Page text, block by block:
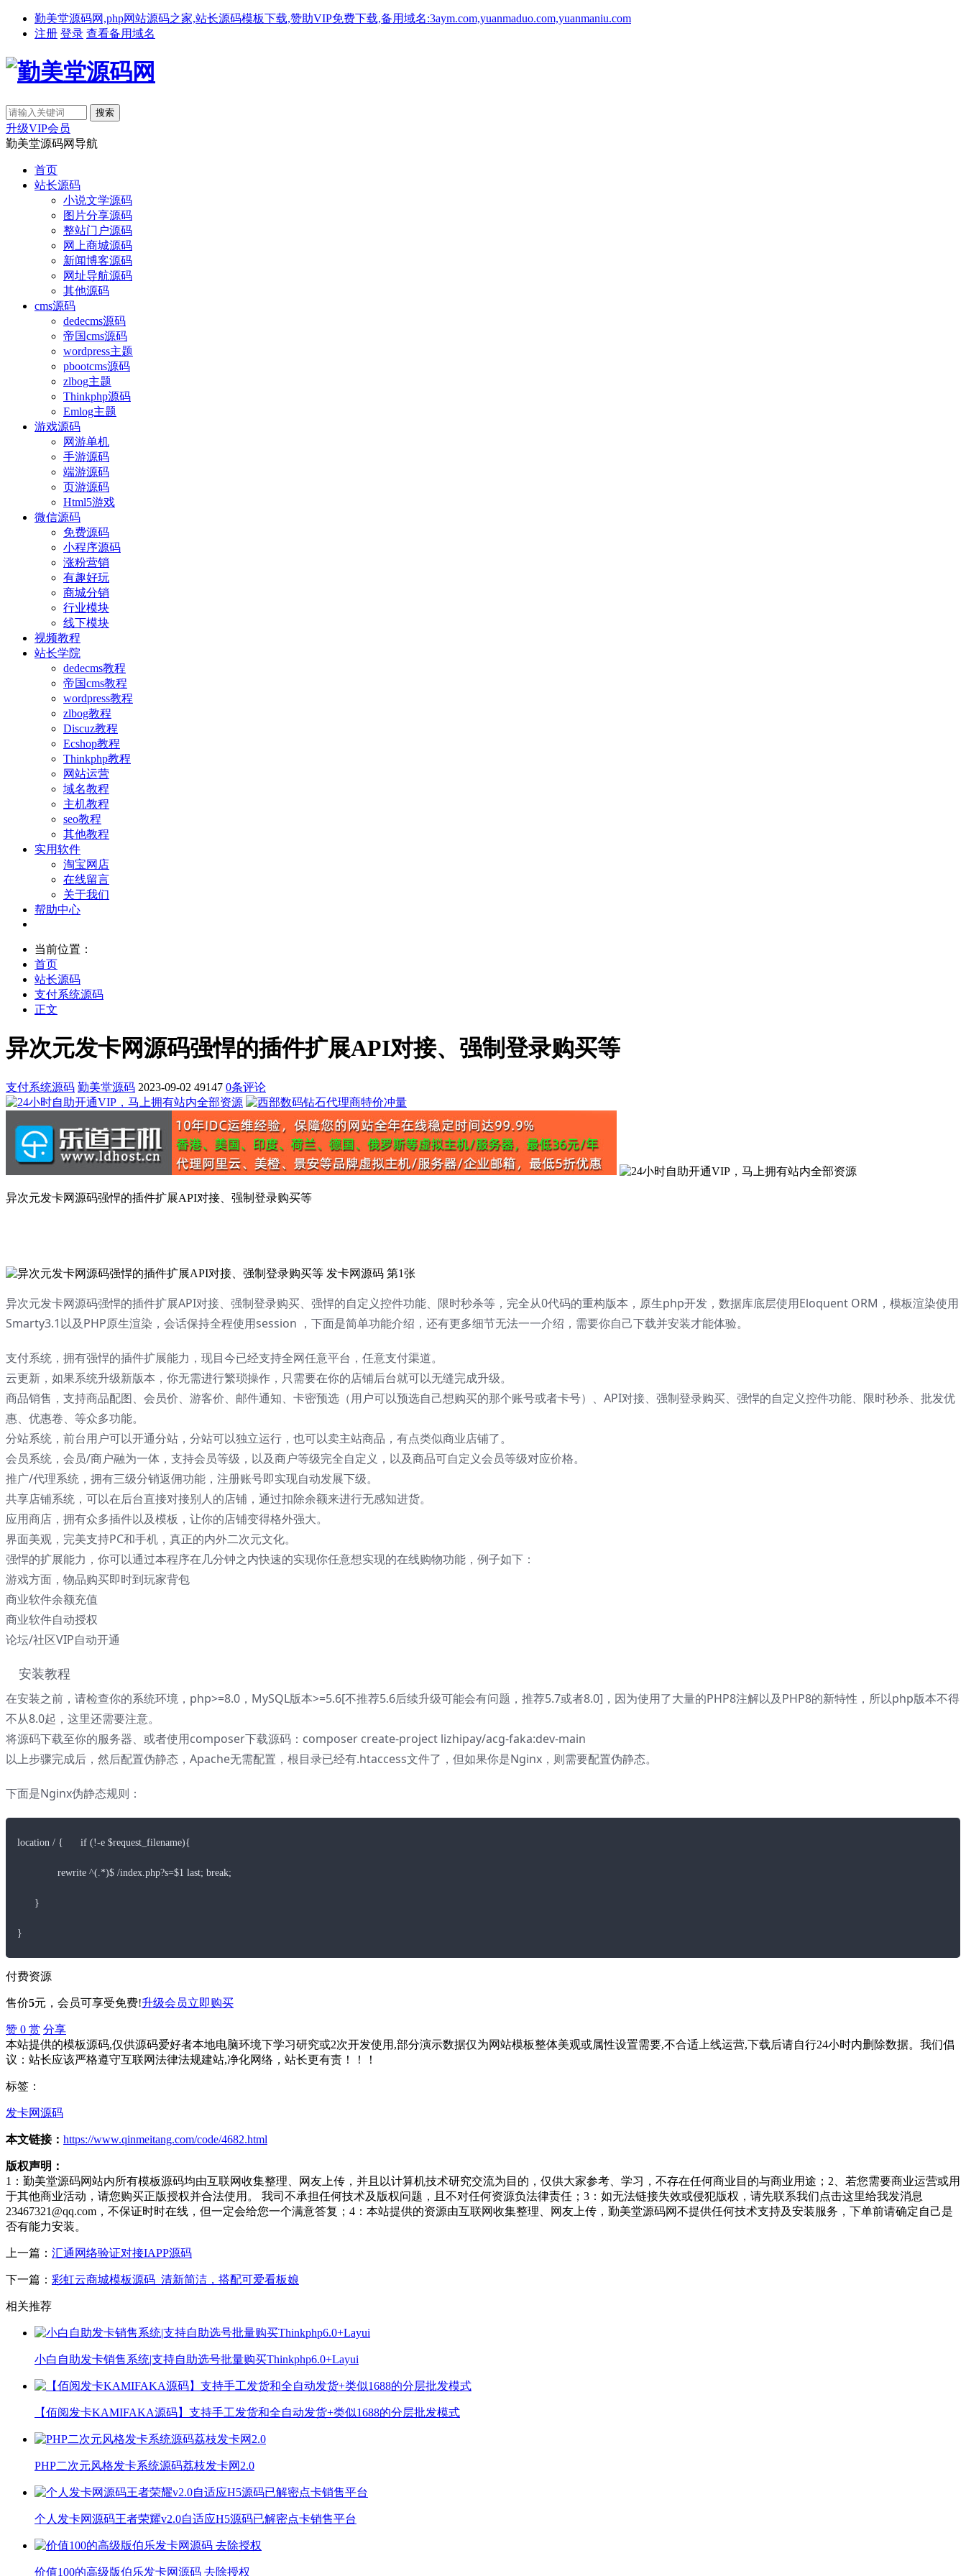
勤美堂源码网,php网站源码之家,站长源码模板下载,赞助VIP免费下载,备用域名:3aym.com,yuanmaduo.com,yuanmaniu.com
注册 登录 查看备用域名
升级VIP会员
勤美堂源码网导航
首页
站长源码
小说文学源码
图片分享源码
整站门户源码
网上商城源码
新闻博客源码
网址导航源码
其他源码
cms源码
dedecms源码
帝国cms源码
wordpress主题
pbootcms源码
zlbog主题
Thinkphp源码
Emlog主题
游戏源码
网游单机
手游源码
端游源码
页游源码
Html5游戏
微信源码
免费源码
小程序源码
涨粉营销
有趣好玩
商城分销
行业模块
线下模块
视频教程
站长学院
dedecms教程
帝国cms教程
wordpress教程
zlbog教程
Discuz教程
Ecshop教程
Thinkphp教程
网站运营
域名教程
主机教程
seo教程
其他教程
实用软件
淘宝网店
在线留言
关于我们
帮助中心
当前位置：
首页
站长源码
支付系统源码
正文
异次元发卡网源码强悍的插件扩展API对接、强制登录购买等
支付系统源码 勤美堂源码 2023-09-02 49147 0条评论
异次元发卡网源码强悍的插件扩展API对接、强制登录购买等
异次元发卡网源码强悍的插件扩展API对接、强制登录购买、强悍的自定义控件功能、限时秒杀等，完全从0代码的重构版本，原生php开发，数据库底层使用Eloquent ORM，模板渲染使用
Smarty3.1以及PHP原生渲染，会话保持全程使用session ，下面是简单功能介绍，还有更多细节无法一一介绍，需要你自己下载并安装才能体验。
支付系统，拥有强悍的插件扩展能力，现目今已经支持全网任意平台，任意支付渠道。
云更新，如果系统升级新版本，你无需进行繁琐操作，只需要在你的店铺后台就可以无缝完成升级。
商品销售，支持商品配图、会员价、游客价、邮件通知、卡密预选（用户可以预选自己想购买的那个账号或者卡号）、API对接、强制登录购买、强悍的自定义控件功能、限时秒杀、批发优
惠、优惠卷、等众多功能。
分站系统，前台用户可以开通分站，分站可以独立运行，也可以卖主站商品，有点类似商业店铺了。
会员系统，会员/商户融为一体，支持会员等级，以及商户等级完全自定义，以及商品可自定义会员等级对应价格。
推广/代理系统，拥有三级分销返佣功能，注册账号即实现自动发展下级。
共享店铺系统，可以在后台直接对接别人的店铺，通过扣除余额来进行无感知进货。
应用商店，拥有众多插件以及模板，让你的店铺变得格外强大。
界面美观，完美支持PC和手机，真正的内外二次元文化。
强悍的扩展能力，你可以通过本程序在几分钟之内快速的实现你任意想实现的在线购物功能，例子如下：
游戏方面，物品购买即时到玩家背包
商业软件余额充值
商业软件自动授权
论坛/社区VIP自动开通
安装教程
在安装之前，请检查你的系统环境，php>=8.0，MySQL版本>=5.6[不推荐5.6后续升级可能会有问题，推荐5.7或者8.0]，因为使用了大量的PHP8注解以及PHP8的新特性，所以php版本不得
不从8.0起，这里还需要注意。
将源码下载至你的服务器、或者使用composer下载源码：composer create-project lizhipay/acg-faka:dev-main
以上步骤完成后，然后配置伪静态，Apache无需配置，根目录已经有.htaccess文件了，但如果你是Nginx，则需要配置伪静态。
下面是Nginx伪静态规则：
location / {      if (!-e $request_filename){
rewrite ^(.*)$ /index.php?s=$1 last; break;
}
}
付费资源
售价5元 ，会员可享受免费!升级会员立即购买
赞 0 赏 分享
本站提供的模板源码,仅供源码爱好者本地电脑环境下学习研究或2次开发使用,部分演示数据仅为网站模板整体美观或属性设置需要,不合适上线运营,下载后请自行24小时内删除数据。我们倡
议：站长应该严格遵守互联网法律法规建站,净化网络，站长更有责！！！
标签：
发卡网源码
本文链接： https://www.qinmeitang.com/code/4682.html
版权声明：
1：勤美堂源码网站内所有模板源码均由互联网收集整理、网友上传，并且以计算机技术研究交流为目的，仅供大家参考、学习，不存在任何商业目的与商业用途；2、若您需要商业运营或用
于其他商业活动，请您购买正版授权并合法使用。 我司不承担任何技术及版权问题，且不对任何资源负法律责任；3：如无法链接失效或侵犯版权，请先联系我们点击这里给我发消息
23467321@qq.com，不保证时时在线，但一定会给您一个满意答复；4：本站提供的资源由互联网收集整理、网友上传，勤美堂源码网不提供任何技术支持及安装服务，下单前请确定自己是
否有能力安装。
上一篇： 汇通网络验证对接IAPP源码
下一篇： 彩虹云商城模板源码_清新简洁，搭配可爱看板娘
相关推荐
小白自助发卡销售系统|支持自助选号批量购买Thinkphp6.0+Layui
【佰阅发卡KAMIFAKA源码】支持手工发货和全自动发货+类似1688的分层批发模式
PHP二次元风格发卡系统源码荔枝发卡网2.0
个人发卡网源码王者荣耀v2.0自适应H5源码已解密点卡销售平台
价值100的高级版伯乐发卡网源码 去除授权